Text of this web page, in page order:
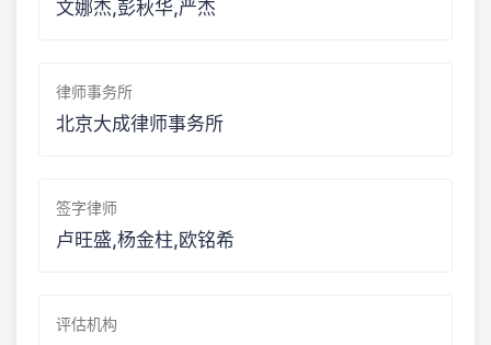
文娜杰,彭秋华,严杰
律师事务所
北京大成律师事务所
签字律师
卢旺盛,杨金柱,欧铭希
评估机构